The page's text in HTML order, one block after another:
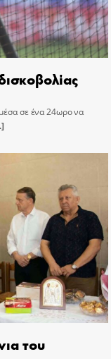
σε ένα 24ωρο να
του